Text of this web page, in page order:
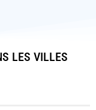
LES VILLES